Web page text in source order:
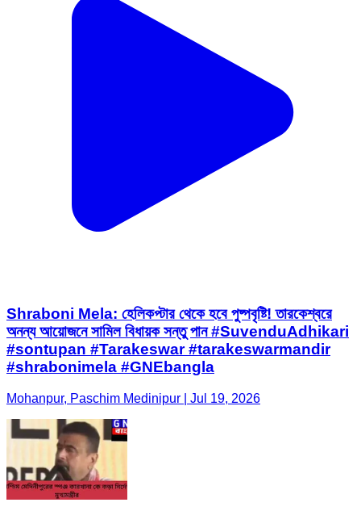
Shraboni Mela: হেলিকপ্টার থেকে হবে পুষ্পবৃষ্টি! তারকেশ্বরে
অনন্য আয়োজনে সামিল বিধায়ক সন্তু পান #SuvenduAdhikari
#sontupan #Tarakeswar #tarakeswarmandir
#shrabonimela #GNEbangla
Mohanpur, Paschim Medinipur | Jul 19, 2026